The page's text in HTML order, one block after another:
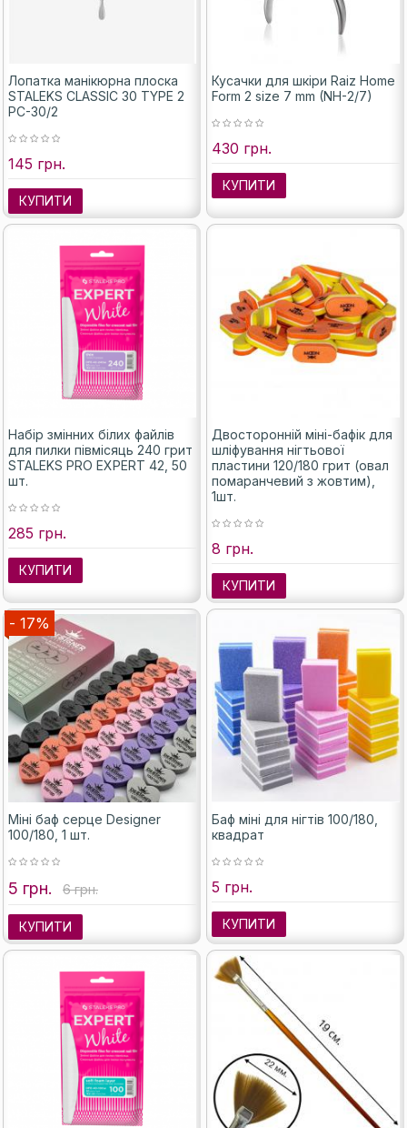
Лопатка манікюрна плоска
STALEKS CLASSIC 30 TYPE 2
PC-30/2
145 грн.
КУПИТИ
Кусачки для шкіри Raiz Home
Form 2 size 7 mm (NH-2/7)
430 грн.
КУПИТИ
Набір змінних білих файлів
для пилки півмісяць 240 грит
STALEKS PRO EXPERT 42, 50
шт.
285 грн.
КУПИТИ
Двосторонній міні-бафік для
шліфування нігтьової
пластини 120/180 грит (овал
помаранчевий з жовтим),
1шт.
8 грн.
КУПИТИ
- 17%
Міні баф серце Designer
100/180, 1 шт.
5 грн. 6 грн.
КУПИТИ
Баф міні для нігтів 100/180,
квадрат
5 грн.
КУПИТИ